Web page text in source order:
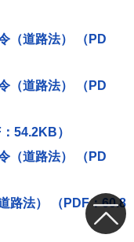
（道路法） （PD
（道路法） （PD
54.2KB）
（道路法） （PD
路法） （PDF：60.8